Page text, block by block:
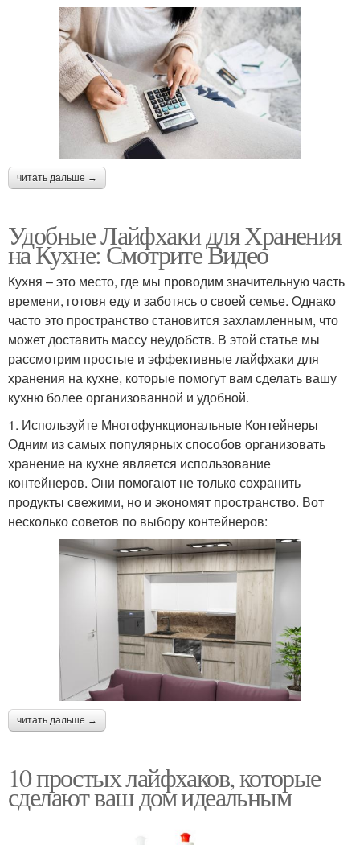
читать дальше →
Удобные Лайфхаки для Хранения
на Кухне: Смотрите Видео
Кухня – это место, где мы проводим значительную часть
времени, готовя еду и заботясь о своей семье. Однако
часто это пространство становится захламленным, что
может доставить массу неудобств. В этой статье мы
рассмотрим простые и эффективные лайфхаки для
хранения на кухне, которые помогут вам сделать вашу
кухню более организованной и удобной.
1. Используйте Многофункциональные Контейнеры
Одним из самых популярных способов организовать
хранение на кухне является использование
контейнеров. Они помогают не только сохранить
продукты свежими, но и экономят пространство. Вот
несколько советов по выбору контейнеров:
читать дальше →
10 простых лайфхаков, которые
сделают ваш дом идеальным